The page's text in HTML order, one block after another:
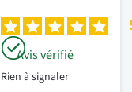
Avis vérifié
Rien à signaler